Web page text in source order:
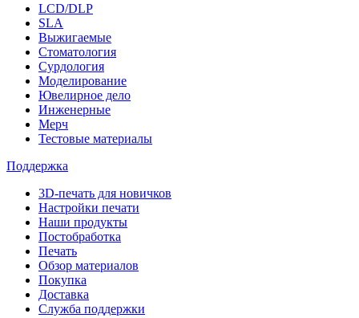
LCD/DLP
SLA
Выжигаемые
Стоматология
Сурдология
Моделирование
Ювелирное дело
Инженерные
Мерч
Тестовые материалы
Поддержка
3D-печать для новичков
Настройки печати
Наши продукты
Постобработка
Печать
Обзор материалов
Покупка
Доставка
Служба поддержки